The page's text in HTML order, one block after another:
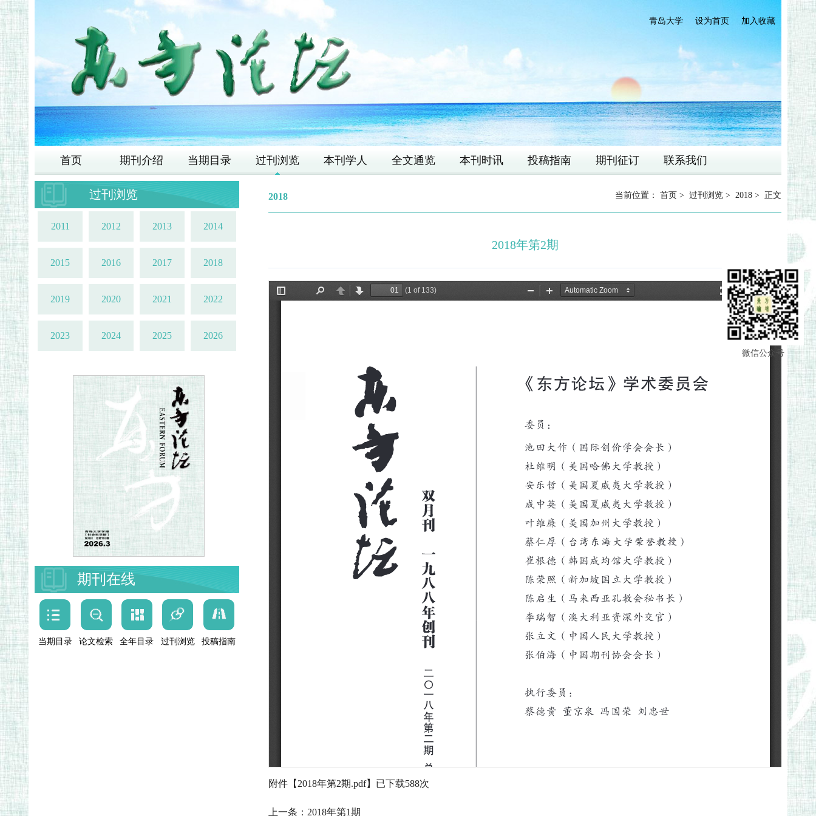
加入收藏
设为首页
青岛大学
首页 期刊介绍 当期目录 过刊浏览 本刊学人 全文通览 本刊时讯 投稿指南 期刊征订 联系我们
微信公众号
过刊浏览
2011 2012 2013 2014
2015 2016 2017 2018
2019 2020 2021 2022
2023 2024 2025 2026
期刊在线
当期目录 论文检索 全年目录 过刊浏览 投稿指南
2018 当前位置： 首页 > 过刊浏览 > 2018 > 正文
2018年第2期
附件【 2018年第2期.pdf】已下载588次
上一条： 2018年第1期